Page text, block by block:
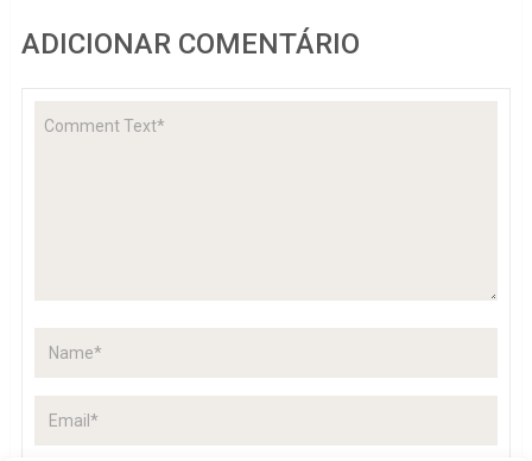
ADICIONAR COMENTÁRIO